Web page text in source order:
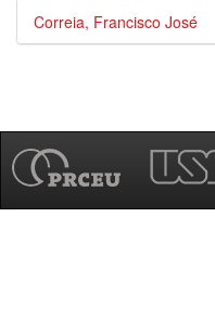
Correia, Francisco José